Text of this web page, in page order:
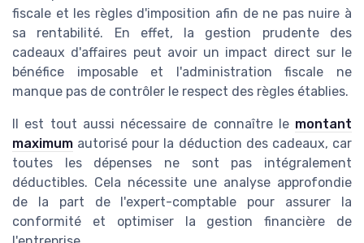
fiscale et les règles d'imposition afin de ne pas nuire à
sa rentabilité. En effet, la gestion prudente des
cadeaux d'affaires peut avoir un impact direct sur le
bénéfice imposable et l'administration fiscale ne
manque pas de contrôler le respect des règles établies.
Il est tout aussi nécessaire de connaître le montant
maximum autorisé pour la déduction des cadeaux, car
toutes les dépenses ne sont pas intégralement
déductibles. Cela nécessite une analyse approfondie
de la part de l'expert-comptable pour assurer la
conformité et optimiser la gestion financière de